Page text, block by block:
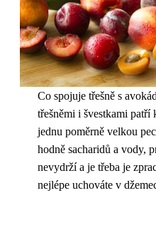
Co spojuje třešně s
třešněmi i švestkami
jednu poměrně velkou
hodně sacharidů a vody,
nevydrží a je třeba je
nejlépe uchováte v